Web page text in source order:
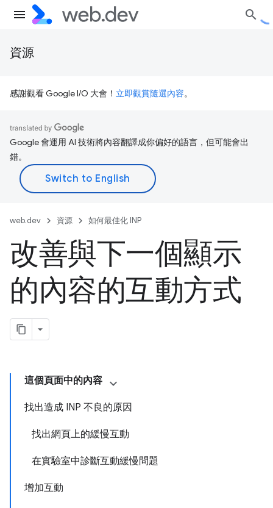
資源
感謝觀看 Google I/O 大會！ 立即觀賞隨選內容。
Google 會運用 AI 技術將內容翻譯成你偏好的語言，但可能會出
錯。
web.dev 資源 如何最佳化 INP
改善與下一個顯示
的內容的互動方式
這個頁面中的內容
找出造成 INP 不良的原因
找出網頁上的緩慢互動
在實驗室中診斷互動緩慢問題
增加互動